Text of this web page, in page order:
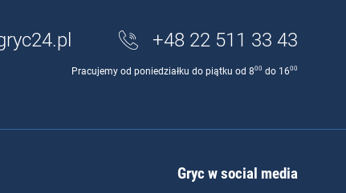
+48 22 511 33 43
Pracujemy od poniedziałku do piątku od 800 do 1600
Gryc w social media